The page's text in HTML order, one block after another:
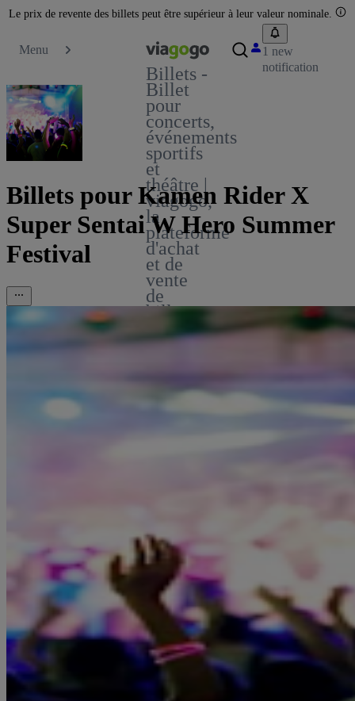
Le prix de revente des billets peut être supérieur à leur valeur nominale.
Menu
Billets -
Billet
pour
concerts,
événements
sportifs
et
théâtre |
viagogo,
la
plateforme
d'achat
et de
vente
de
billets
1 new
notification
Billets pour Kamen Rider X
Super Sentai W Hero Summer
Festival